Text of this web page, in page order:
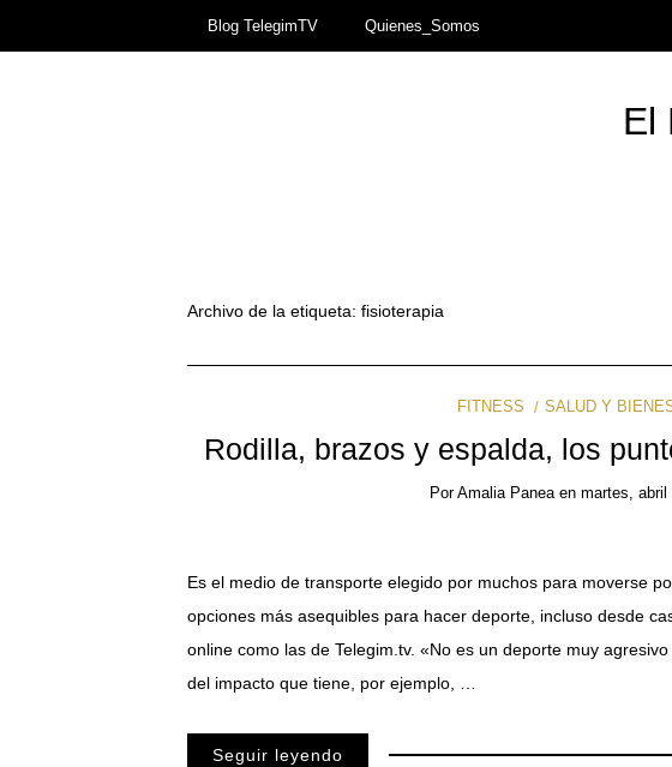
Blog TelegimTV Quienes_Somos
El
Archivo de la etiqueta: fisioterapia
FITNESS SALUD Y
Rodilla, brazos y espalda, los
PorAmalia Panea enmartes, abril
Es el medio de transporte elegido por muchos para moverse
opciones más asequibles para hacer deporte, incluso desde
online como las de Telegim.tv. «No es un deporte muy
del impacto que tiene, por ejemplo, …
Seguir leyendo